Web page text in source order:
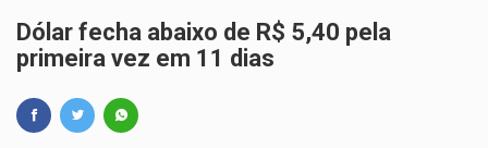
Dólar fecha abaixo de R$ 5,40 pela
primeira vez em 11 dias